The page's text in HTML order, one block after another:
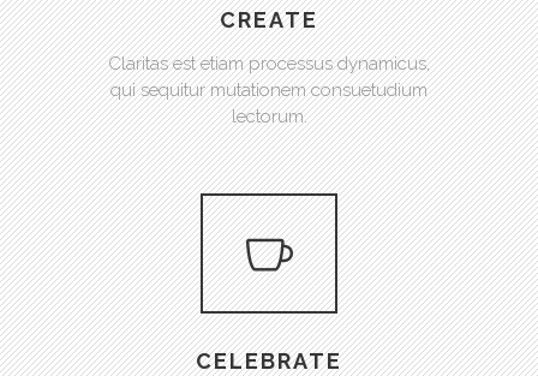
CREATE
Claritas est etiam processus dynamicus,
qui sequitur mutationem consuetudium
lectorum.
CELEBRATE